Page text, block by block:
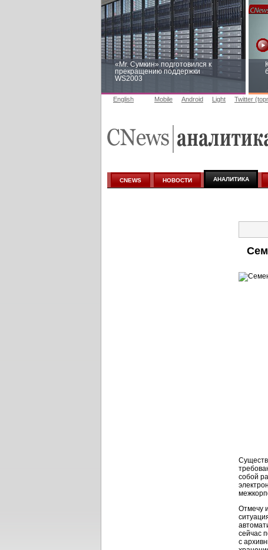
«Mr. Сумкин» подготовился к
прекращению поддержки
WS2003
аналитике
English Mobile Android Light Twitter
CNEWS НОВОСТИ АНАЛИТИКА
собой
Отмечу
сейчас
с